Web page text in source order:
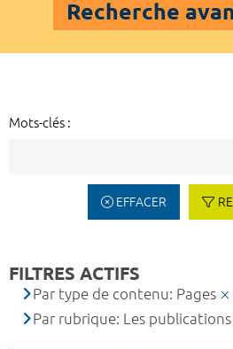
Recherche
Mots-clés :
EFFACER
FILTRES ACTIFS
Par type de contenu: Pages
Par rubrique: Les publications